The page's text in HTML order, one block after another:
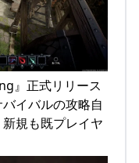
』正式リリース
イバルの攻略自
規も既プレイヤ